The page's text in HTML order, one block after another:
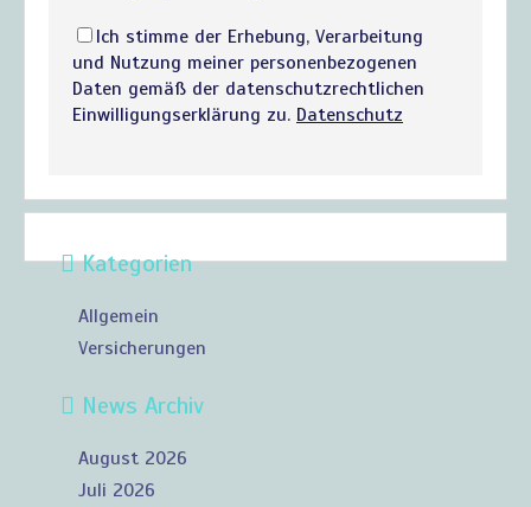
Ich stimme der Erhebung, Verarbeitung
und Nutzung meiner personenbezogenen
Daten gemäß der datenschutzrechtlichen
Einwilligungserklärung zu. Datenschutz
Kategorien
Allgemein
Versicherungen
News Archiv
August 2026
Juli 2026